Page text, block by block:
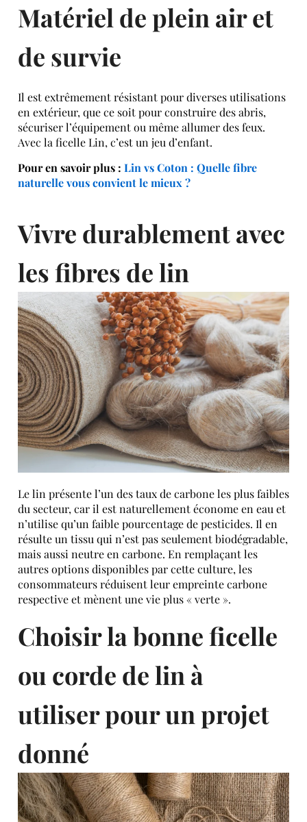
Matériel de plein air et
de survie
Il est extrêmement résistant pour diverses utilisations
en extérieur, que ce soit pour construire des abris,
sécuriser l’équipement ou même allumer des feux.
Avec la ficelle Lin, c’est un jeu d’enfant.
Pour en savoir plus : Lin vs Coton : Quelle fibre
naturelle vous convient le mieux ?
Vivre durablement avec
les fibres de lin
Le lin présente l’un des taux de carbone les plus faibles
du secteur, car il est naturellement économe en eau et
n’utilise qu’un faible pourcentage de pesticides. Il en
résulte un tissu qui n’est pas seulement biodégradable,
mais aussi neutre en carbone. En remplaçant les
autres options disponibles par cette culture, les
consommateurs réduisent leur empreinte carbone
respective et mènent une vie plus « verte ».
Choisir la bonne ficelle
ou corde de lin à
utiliser pour un projet
donné